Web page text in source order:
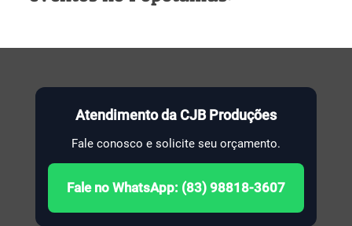
Atendimento da CJB Produções
Fale conosco e solicite seu orçamento.
Fale no WhatsApp: (83) 98818-3607